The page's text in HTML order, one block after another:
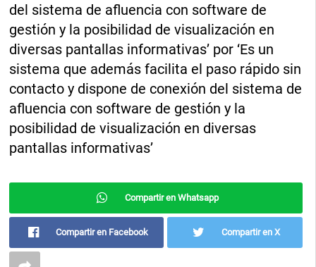
del sistema de afluencia con software de
gestión y la posibilidad de visualización en
diversas pantallas informativas’ por ‘Es un
sistema que además facilita el paso rápido sin
contacto y dispone de conexión del sistema de
afluencia con software de gestión y la
posibilidad de visualización en diversas
pantallas informativas’
Compartir en Whatsapp
Compartir en Facebook Compartir en X